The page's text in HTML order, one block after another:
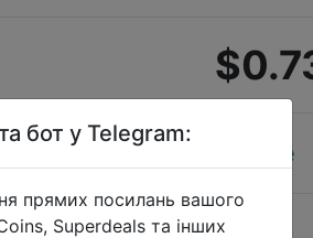
Sale
бот у Telegram:
прямих посилань вашого
Superdeals та інших